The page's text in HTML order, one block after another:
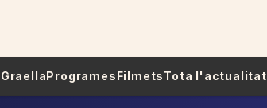
GraellaProgramesFilmetsTota l'actualitat